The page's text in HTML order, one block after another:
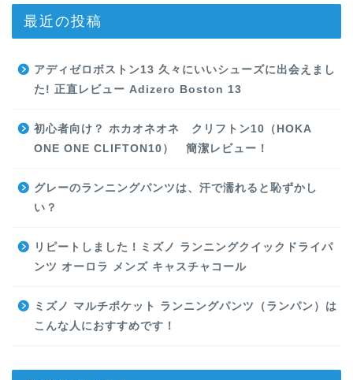
最近の投稿
アディゼロボストン13 久々にいいシューズに出会えまし
た! 正直レビュー Adizero Boston 13
初心者向け？ ホカオネオネ クリフトン10（HOKA
ONE ONE CLIFTON10） 簡潔レビュー！
グレーのランニングパンツは、汗で濡れると恥ずかし
い？
リピートしました！ミズノ ランニングクイックドライパ
ンツ オーロラ メンズ キャスチャコール
ミズノ マルチポケット ランニングパンツ（ランパン）は
こんな人におすすめです！